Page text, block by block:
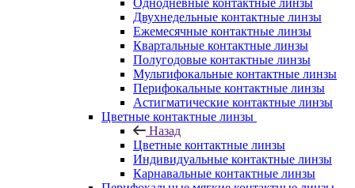
Однодневные контактные линзы
Двухнедельные контактные линзы
Ежемесячные контактные линзы
Квартальные контактные линзы
Полугодовые контактные линзы
Мультифокальные контактные линзы
Перифокальные контактные линзы
Астигматические контактные линзы
Цветные контактные линзы
Назад
Цветные контактные линзы
Индивидуальные контактные линзы
Карнавальные контактные линзы